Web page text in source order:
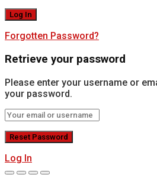
Forgotten Password?
Retrieve your password
Please enter your username or
your password.
Log In